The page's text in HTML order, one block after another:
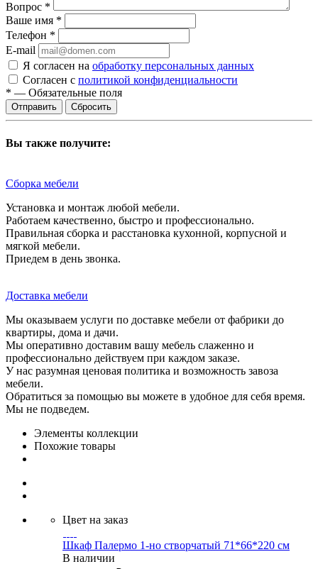
Вопрос *
Ваше имя *
Телефон *
E-mail
Я согласен на обработку персональных данных
Согласен с политикой конфиденциальности
* — Обязательные поля
Сбросить
Вы также получите:
Сборка мебели
Установка и монтаж любой мебели.
Работаем качественно, быстро и профессионально.
Правильная сборка и расстановка кухонной, корпусной и
мягкой мебели.
Приедем в день звонка.
Доставка мебели
Мы оказываем услуги по доставке мебели от фабрики до
квартиры, дома и дачи.
Мы оперативно доставим вашу мебель слаженно и
профессионально действуем при каждом заказе.
У нас разумная ценовая политика и возможность завоза
мебели.
Обратиться за помощью вы можете в удобное для себя время.
Мы не подведем.
Элементы коллекции
Похожие товары
Цвет на заказ
Шкаф Палермо 1-но створчатый 71*66*220 см
В наличии